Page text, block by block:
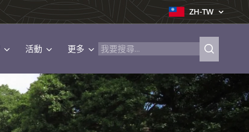
ZH-TW
活動 更多